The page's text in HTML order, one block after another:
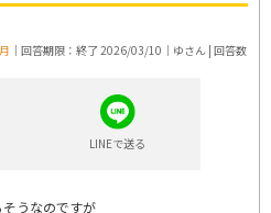
｜回答期限：終了 2026/03/10｜ゆさん | 回答数
LINEで送る
うなのですが